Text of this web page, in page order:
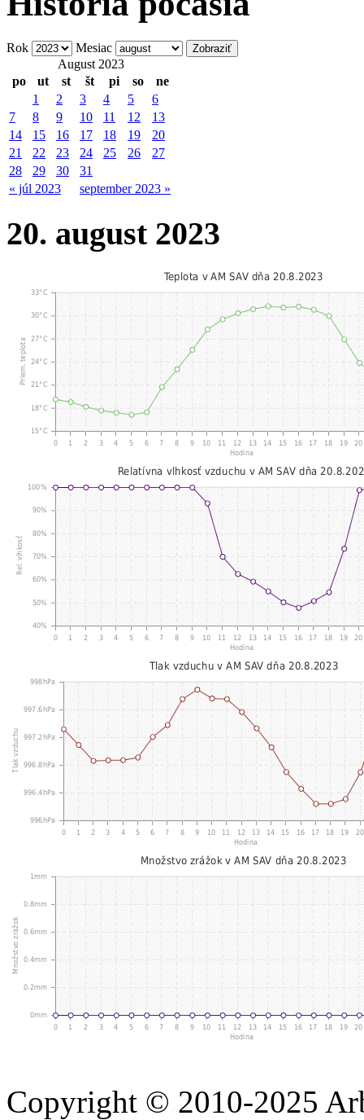
Rok
Mesiac
August 2023
po
ut st št pi so ne
« júl 2023 september 2023 »
1 2 3 4 5
6
7
8 9 10 11 12
13
14
15 16 17 18 19
20
21
22 23 24 25 26
27
28
29 30 31
20. august 2023
Copyright © 2010-2025